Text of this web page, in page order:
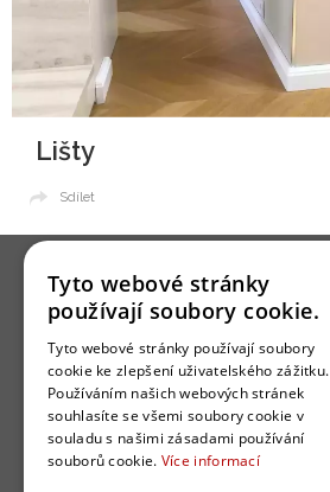
Lišty
Sdílet
O nás
Bydlo programy
Jak se zapojit?
Tyto webové stránky
používají soubory cookie.
Tyto webové stránky používají soubory
cookie ke zlepšení uživatelského zážitku.
Používáním našich webových stránek
souhlasíte se všemi soubory cookie v
souladu s našimi zásadami používání
souborů cookie. Více informací